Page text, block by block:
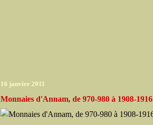
16 janvier 2011
Monnaies d'Annam, de 970-980 à 1908-1916